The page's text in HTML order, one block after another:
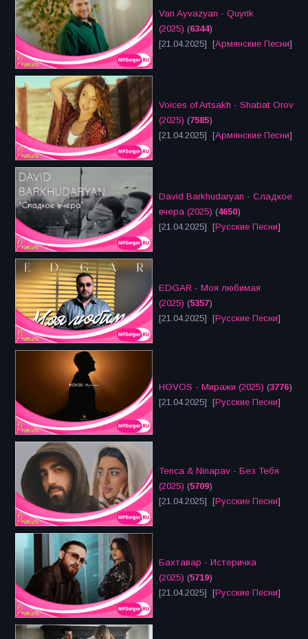
Van Ayvazyan - Quyrik
(2025) (6344)
[21.04.2025] [Армянские Песни]
Voices of Artsakh - Shabat Orov
(2025) (7585)
[21.04.2025] [Армянские Песни]
David Barkhudaryan - Сладкое
вчера (2025) (4650)
[21.04.2025] [Русские Песни]
EDGAR - Моя любимая
(2025) (5357)
[21.04.2025] [Русские Песни]
HOVOS - Миражи (2025) (3776)
[21.04.2025] [Русские Песни]
Tenca & Ninapav - Без Тебя
(2025) (5709)
[21.04.2025] [Русские Песни]
Бахтавар - Истеричка
(2025) (5719)
[21.04.2025] [Русские Песни]